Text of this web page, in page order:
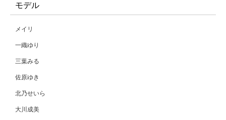
モデル
メイリ
一織ゆり
三葉みる
佐原ゆき
北乃せいら
大川成美